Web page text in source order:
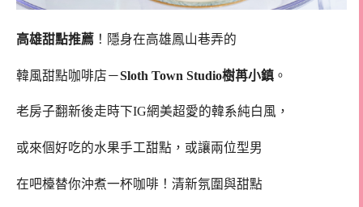
高雄甜點推薦 ！隱身在高雄鳳山巷弄的
韓風甜點咖啡店－Sloth Town Studio樹苒小鎮 。
老房子翻新後走時下IG網美超愛的韓系純白風，
或來個好吃的水果手工甜點，或讓兩位型男
在吧檯替你沖煮一杯咖啡！清新氛圍與甜點